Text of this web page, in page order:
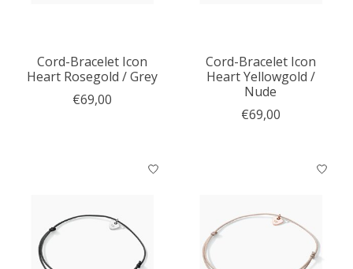
Cord-Bracelet Icon
Heart Rosegold / Grey
€69,00
Cord-Bracelet Icon
Heart Yellowgold /
Nude
€69,00